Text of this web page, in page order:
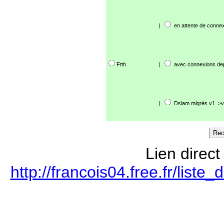
| en attente de
Ftth | avec connexions
| Dslam migrés
Lien
http://francois04.free.fr/